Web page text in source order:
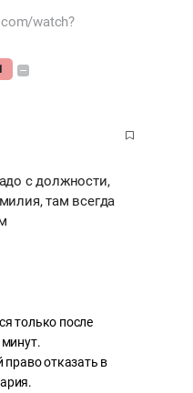
watch?
с должности,
там всегда
только после
право отказать в